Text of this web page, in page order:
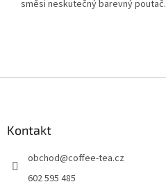
směsi neskutečný barevný poutač.
Kontakt
obchod@coffee-tea.cz
602 595 485